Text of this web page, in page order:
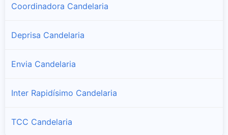
Coordinadora Candelaria
Deprisa Candelaria
Envia Candelaria
Inter Rapidísimo Candelaria
TCC Candelaria